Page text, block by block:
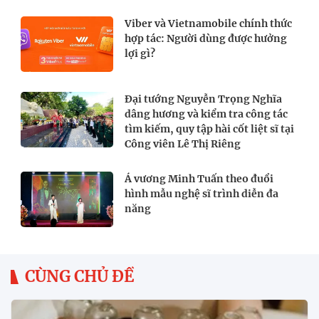
Viber và Vietnamobile chính thức
hợp tác: Người dùng được hưởng
lợi gì?
Đại tướng Nguyễn Trọng Nghĩa
dâng hương và kiểm tra công tác
tìm kiếm, quy tập hài cốt liệt sĩ tại
Công viên Lê Thị Riêng
Á vương Minh Tuấn theo đuổi
hình mẫu nghệ sĩ trình diễn đa
năng
CÙNG CHỦ ĐỀ